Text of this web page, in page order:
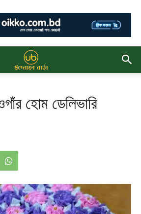
হোম ডেলিভারি